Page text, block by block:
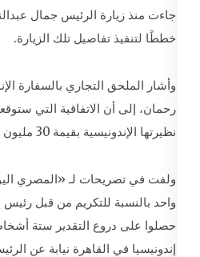
جاءت منذ زيارة الرئيس جمال
خططًا لتنفيذ تفاصيل تلك الزيارة.
وأشار الملحق التجاري بالسفارة
رحمان، إلى أن الاتفاقية التي
نظيرتها الإندونيسية بقيمة 30 مليون دولار.
ولفت في تصريحات لـ «المصري
واحد بالنسبة للتكريم من قبل
حصلوا على دروع التقدير ستة
إندونيسيا في القاهرة نيابة عن